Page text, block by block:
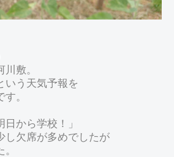
敷。
いう天気予報を
。
日から学校！」
し欠席が多めでしたが